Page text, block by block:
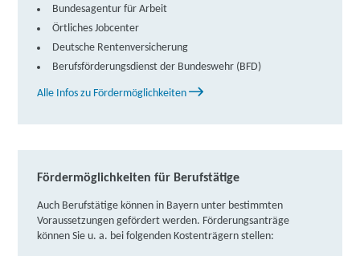
weitere Informationen
Berufliche Fortbildungszentren der Bayerischen
Wirtschaft (bfz) gGmbH | Augsburger Straße 45 -
47, 89312 GünzburgPartner
Lehmbaugruppe gGmbH (BBZ) | Ichenhauser Str. 20
weitere Informationen
Bundesagentur für Arbeit
Örtliches Jobcenter
Deutsche Rentenversicherung
Berufsförderungsdienst der Bundeswehr (BFD)
Alle Infos zu Fördermöglichkeiten
Fördermöglichkeiten für Berufstätige
Auch Berufstätige können in Bayern unter bestimmten
Voraussetzungen gefördert werden. Förderungsanträge
können Sie u. a. bei folgenden Kostenträgern stellen: